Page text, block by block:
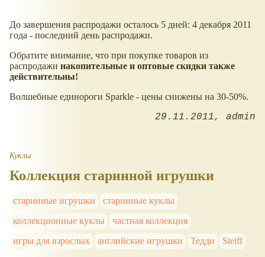
До завершения распродажи осталось 5 дней: 4 декабря 2011
года - последний день распродажи.
Обратите внимание, что при покупке товаров из
распродажи накопительные и оптовые скидки также
действительны!
Волшебные единороги Sparkle - цены снижены на 30-50%.
29.11.2011 admin
Куклы
Коллекция старинной игрушки
старинные игрушки
старинные куклы
коллекционные куклы
частная коллекция
игры для взрослых
английские игрушки Тедди Steiff